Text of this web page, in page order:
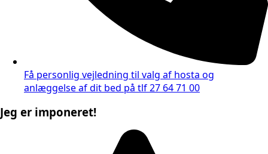
Få personlig vejledning til valg af hosta og
anlæggelse af dit bed på tlf 27 64 71 00
Jeg er imponeret!